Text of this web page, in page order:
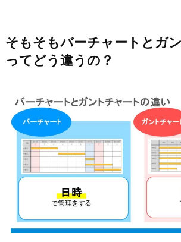
そもそもバーチャートとガ
ってどう違うの？